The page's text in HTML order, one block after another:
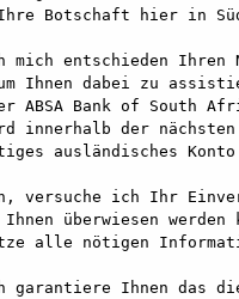
Botschaft hier in
entschieden Ihren
dabei zu
ABSA Bank of South
innerhalb der
ausländisches Konto
ich Ihr
überwiesen werden
alle nötigen
garantiere Ihnen das